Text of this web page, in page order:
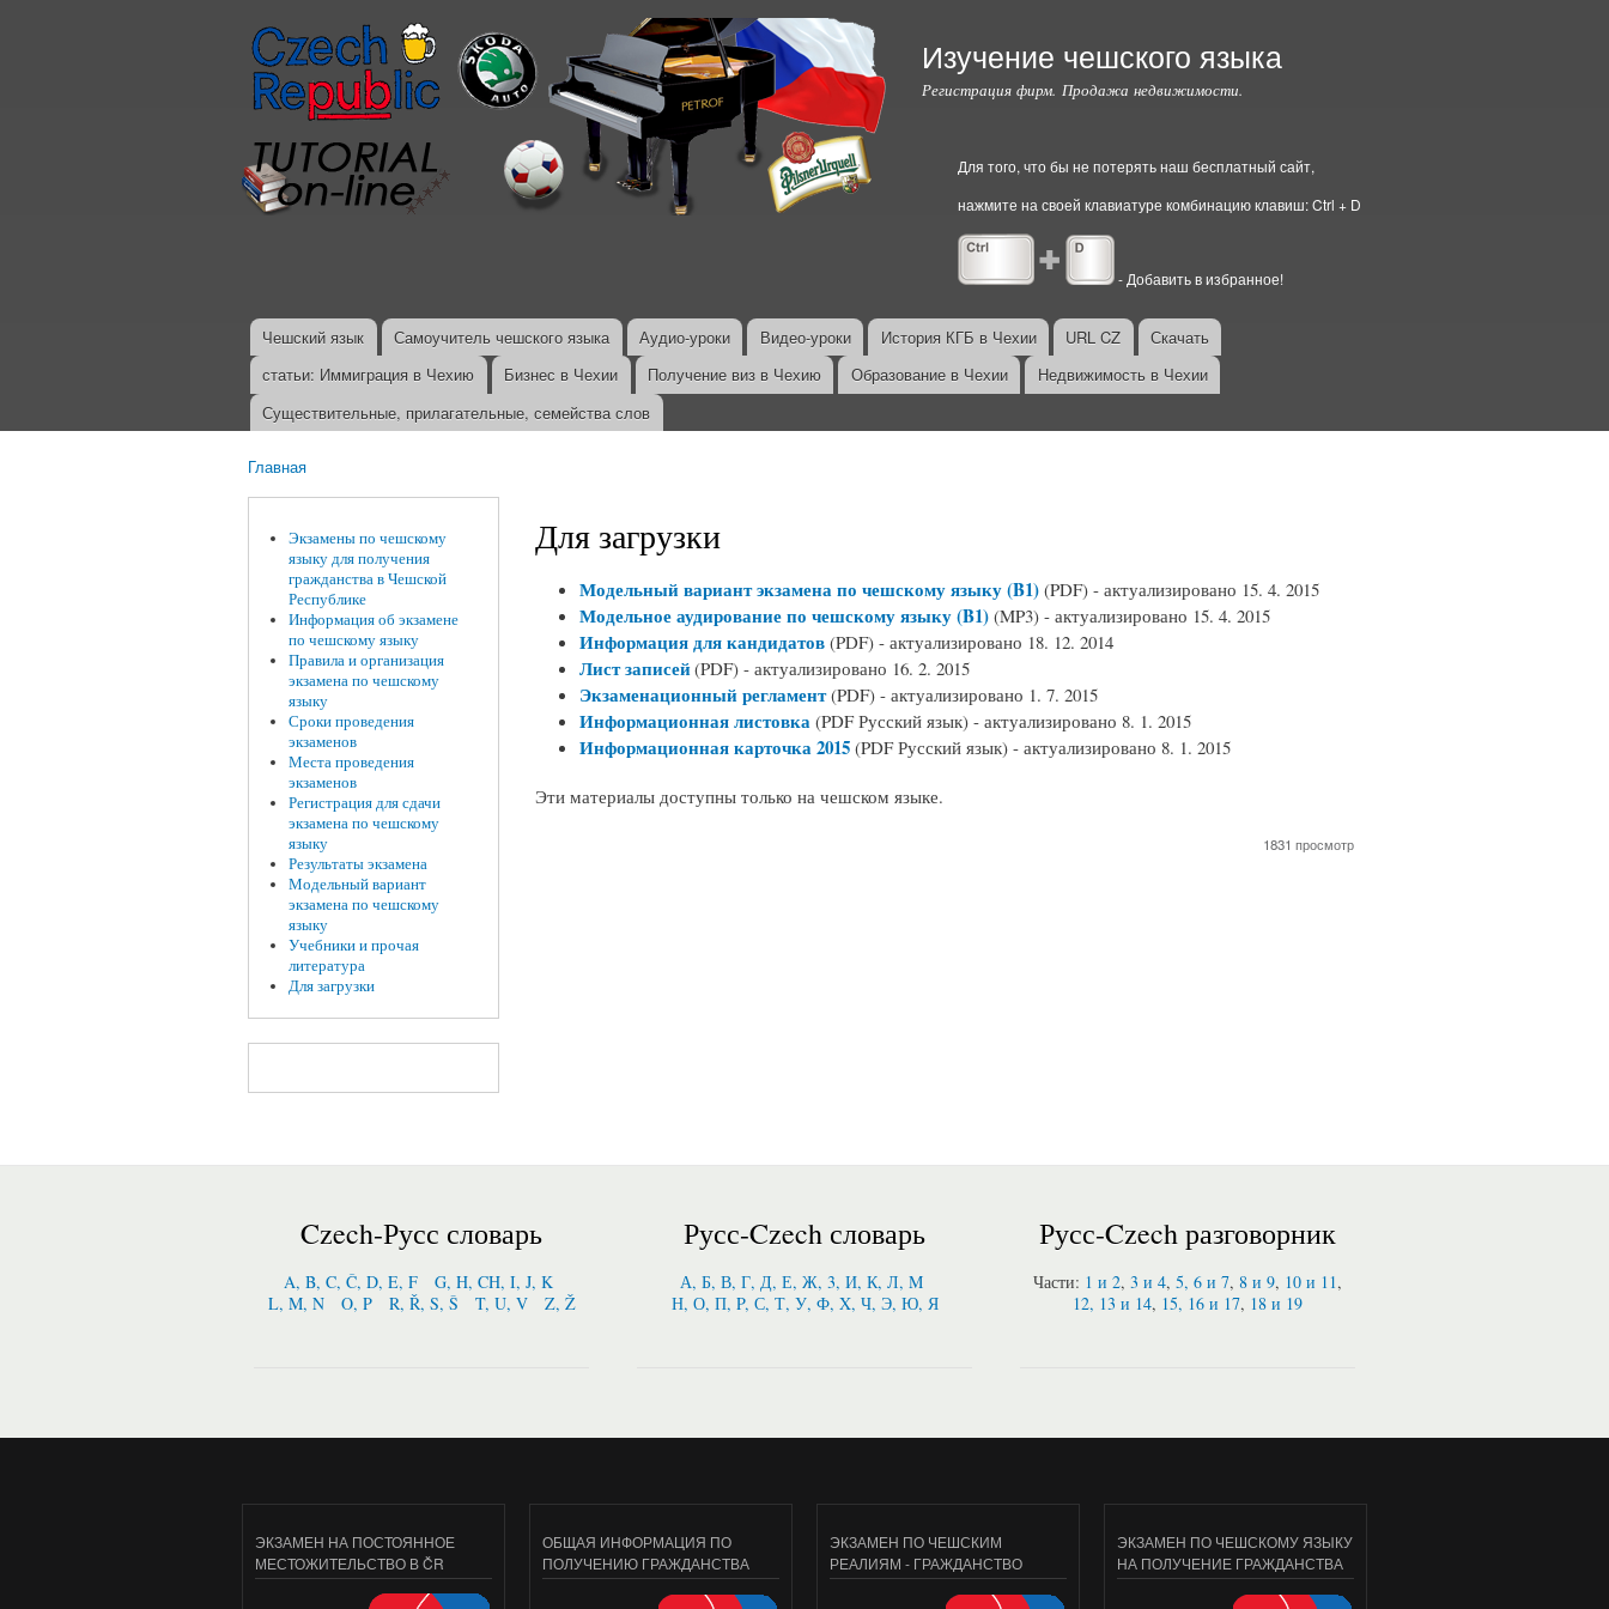
Перейти к
основному
содержанию
Изучение чешского языка
Регистрация фирм. Продажа недвижимости.
Для того, что бы не потерять наш бесплатный сайт,
нажмите на своей клавиатуре комбинацию клавиш: Ctrl + D
- Добавить в избранное!
Главное меню
Чешский язык Самоучитель чешского языка Аудио-уроки Видео-уроки История КГБ в Чехии URL CZ
Скачать
статьи: Иммиграция в Чехию
Бизнес в Чехии Получение виз в Чехию Образование в Чехии
Недвижимость в Чехии
Существительные, прилагательные, семейства слов
Главная
Экзамены по чешскому
языку для получения
гражданства в Чешской
Республике
Информация об экзамене
по чешскому языку
Правила и организация
экзамена по чешскому
языку
Сроки проведения
экзаменов
Места проведения
экзаменов
Регистрация для сдачи
экзамена по чешскому
языку
Результаты экзамена
Модельный вариант
экзамена по чешскому
языку
Учебники и прочая
литература
Для загрузки
Для загрузки
Модельный вариант экзамена по чешскому языку (B1) (PDF) -актуализировано 15. 4. 2015
Модельное аудирование по чешскому языку (B1) (MP3) -актуализировано 15. 4. 2015
Информация для кандидатов (PDF) -актуализировано 18. 12. 2014
Лист записей(PDF) -актуализировано 16. 2. 2015
Экзаменационный регламент(PDF) -актуализировано 1. 7. 2015
Информационная листовка (PDF Русский язык) -актуализировано 8. 1. 2015
Информационная карточка 2015 (PDF Русский язык) -актуализировано 8. 1. 2015
Эти материалы доступны только на чешском языке.
1831 просмотр
Czech-Русс словарь
A, B, C, Č, D, E, F
G, H, CH, I, J, K
L, M, N
O, P R, Ř, S, Š T, U, V Z, Ž
Русс-Czech словарь
А, Б, В, Г, Д, Е, Ж, 3, И, К, Л, M
Н, О, П, P, С, Т, У, Ф, X, Ч, Э, Ю, Я
Русс-Czech разговорник
Части: 1 и 2, 3 и 4, 5, 6 и 7, 8 и 9, 10 и 11,
12, 13 и 14, 15, 16 и 17, 18 и 19
ЭКЗАМЕН НА ПОСТОЯННОЕ
МЕСТОЖИТЕЛЬСТВО В ČR
ОБЩАЯ ИНФОРМАЦИЯ ПО
ПОЛУЧЕНИЮ ГРАЖДАНСТВА
ЭКЗАМЕН ПО ЧЕШСКИМ
РЕАЛИЯМ - ГРАЖДАНСТВО
ЭКЗАМЕН ПО ЧЕШСКОМУ ЯЗЫКУ
НА ПОЛУЧЕНИЕ ГРАЖДАНСТВА